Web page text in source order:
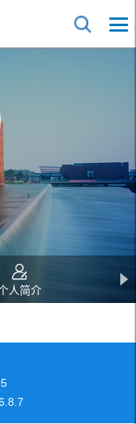
人简介
究方向
8 7